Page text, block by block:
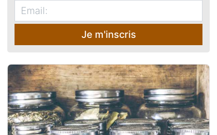
Je m'inscris